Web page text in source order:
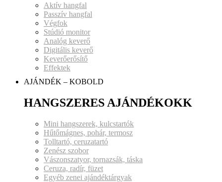
Aktív hangfal
Passzív hangfal
Végfok
Stúdió monitor
Analóg keverő
Digitális keverő
Keverőerősítő
Effektek
AJÁNDÉK – KOBOLD
HANGSZERES AJÁNDÉKOKK
Mini hangszerek, kulcstartók
Hűtőmágnes, pohár, termosz
Tolltartó, ceruzatartó
Zenész szobor
Vászonszatyor, tornazsák, táska
Ceruza, radír, füzet
Egyéb zenei ajándéktárgyak